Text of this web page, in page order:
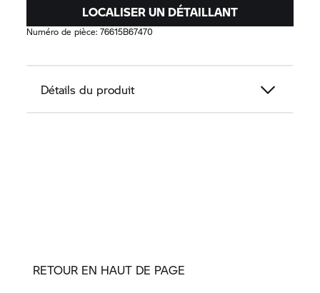
LOCALISER UN DÉTAILLANT
Numéro de pièce:76615B67470
Détails du produit
RETOUR EN HAUT DE PAGE